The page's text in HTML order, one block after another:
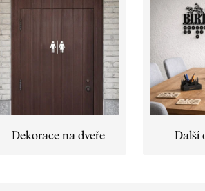
Dekorace na dveře Další